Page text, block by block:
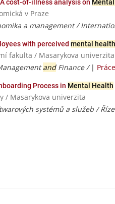
cost-of-illness analysis on
v Praze
a management /
with perceived mental health
fakulta / Masarykova univerzita
andFinance / |
Process in Mental Health
/ Masarykova univerzita
systémů a služeb /